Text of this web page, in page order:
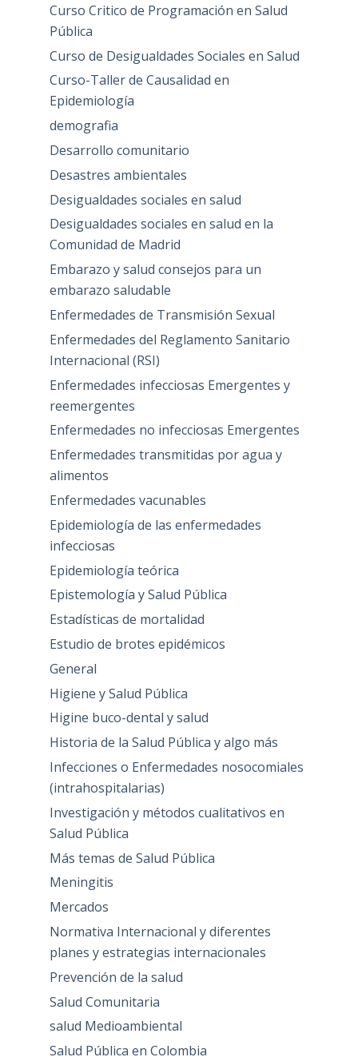
Curso Critico de Programación en Salud
Pública
Curso de Desigualdades Sociales en Salud
Curso-Taller de Causalidad en
Epidemiología
demografia
Desarrollo comunitario
Desastres ambientales
Desigualdades sociales en salud
Desigualdades sociales en salud en la
Comunidad de Madrid
Embarazo y salud consejos para un
embarazo saludable
Enfermedades de Transmisión Sexual
Enfermedades del Reglamento Sanitario
Internacional (RSI)
Enfermedades infecciosas Emergentes y
reemergentes
Enfermedades no infecciosas Emergentes
Enfermedades transmitidas por agua y
alimentos
Enfermedades vacunables
Epidemiología de las enfermedades
infecciosas
Epidemiología teórica
Epistemología y Salud Pública
Estadísticas de mortalidad
Estudio de brotes epidémicos
General
Higiene y Salud Pública
Higine buco-dental y salud
Historia de la Salud Pública y algo más
Infecciones o Enfermedades nosocomiales
(intrahospitalarias)
Investigación y métodos cualitativos en
Salud Pública
Más temas de Salud Pública
Meningitis
Mercados
Normativa Internacional y diferentes
planes y estrategias internacionales
Prevención de la salud
Salud Comunitaria
salud Medioambiental
Salud Pública en Colombia